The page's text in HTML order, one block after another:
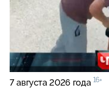
7 августа 2026 года 16+